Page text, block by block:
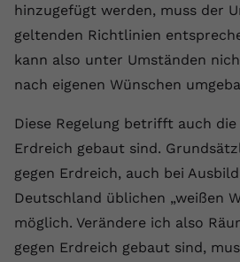
hinzugefügt werden, muss der
geltenden Richtlinien
kann also unter Umständen
nach eigenen Wünschen
Diese Regelung betrifft auch die
Erdreich gebaut sind.
gegen Erdreich, auch bei
Deutschland üblichen „weißen
möglich. Verändere ich also
gegen Erdreich gebaut sind,